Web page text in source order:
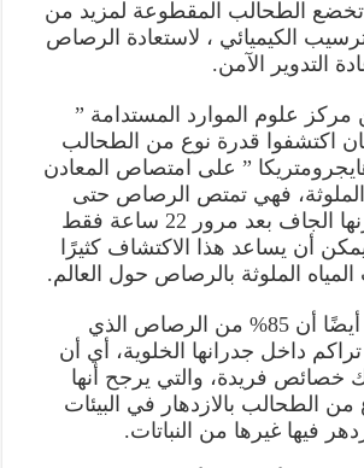
تخضع الطحالب المقطوعة لمزيد من
الكيميائي ، لاستعادة الرصاص
التدوير الآمن.
علوم الموارد المستدامة ”
اكتشفوا قدرة نوع من الطحالب
” على امتصاص المعادن
الملوثة، فهي تمتص الرصاص حتى
نسبة 74% من وزنها الجاف بعد مرور 22 ساعة فقط
أن يساعد هذا الاكتشاف كثيرًا
الملوثة بالرصاص حول العالم.
وقد تبين للباحثين أيضًا أن 85% من الرصاص الذي
داخل جدرانها الخلوية، أي أن
خصائص فريدة، والتي يرجح أنها
الطحالب بالازدهار في البيئات
فيها غيرها من النباتات.